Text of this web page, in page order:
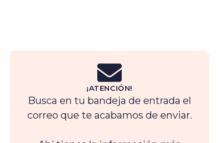
¡ATENCIÓN!
Busca en tu bandeja de entrada el
correo que te acabamos de enviar.